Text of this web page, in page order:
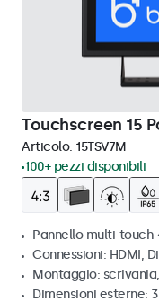
Touchscreen 15
Articolo: 15TSV7M
100+ pezzi disponibili
Pannello multi-touch
Connessioni: HDMI,
Montaggio:
Dimensioni esterne: